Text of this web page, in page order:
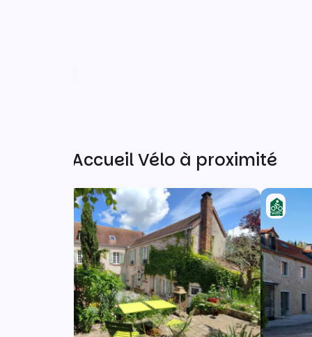
Autres Accueil Vélo à proximité